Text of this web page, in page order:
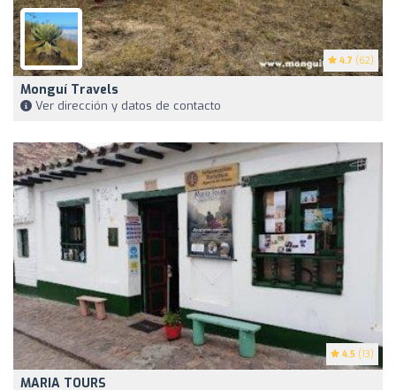
4.7 (62)
Monguí Travels
Ver dirección y datos de contacto
4.5 (13)
MARIA TOURS